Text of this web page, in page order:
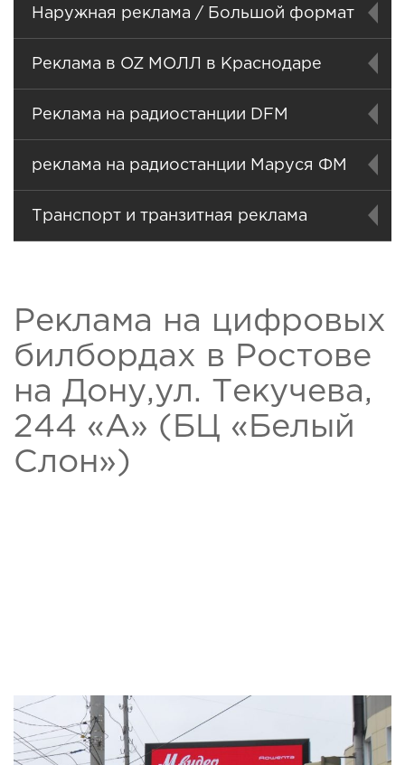
Наружная реклама / Большой формат
Реклама в OZ МОЛЛ в Краснодаре
Реклама на радиостанции DFM
реклама на радиостанции Маруся ФМ
Транспорт и транзитная реклама
Реклама на цифровых
билбордах в Ростове
на Дону,ул. Текучева,
244 «А» (БЦ «Белый
Слон»)